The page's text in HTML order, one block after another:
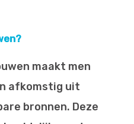
maakt men
afkomstig uit
bronnen. Deze